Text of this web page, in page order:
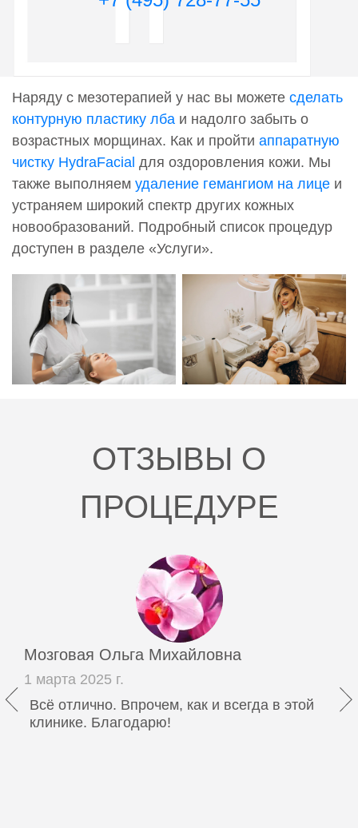
Наряду с мезотерапией у нас вы можете сделать
контурную пластику лба и надолго забыть о
возрастных морщинах. Как и пройти аппаратную
чистку HydraFacial для оздоровления кожи. Мы
также выполняем удаление гемангиом на лице и
устраняем широкий спектр других кожных
новообразований. Подробный список процедур
доступен в разделе «Услуги».
ОТЗЫВЫ О
ПРОЦЕДУРЕ
Мозговая Ольга Михайловна
1 марта 2025 г.
Всё отлично. Впрочем, как и всегда в этой
клинике. Благодарю!